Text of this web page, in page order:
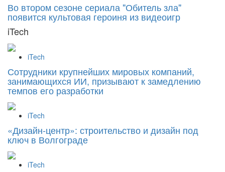
Во втором сезоне сериала "Обитель зла"
появится культовая героиня из видеоигр
iTech
iTech
Сотрудники крупнейших мировых компаний,
занимающихся ИИ, призывают к замедлению
темпов его разработки
iTech
«Дизайн‑центр»: строительство и дизайн под
ключ в Волгограде
iTech